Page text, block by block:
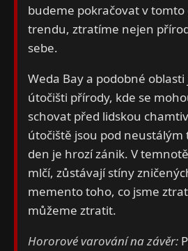
budeme pokračovat v
trendu, ztratíme nejen
sebe.
Weda Bay a podobné
útočišti přírody, kde se
schovat před lidskou
útočiště jsou pod neustálým
den je hrozí zánik. V
mlčí, zůstávají stíny
memento toho, co jsme
můžeme ztratit.
Hororové varování na závěr: